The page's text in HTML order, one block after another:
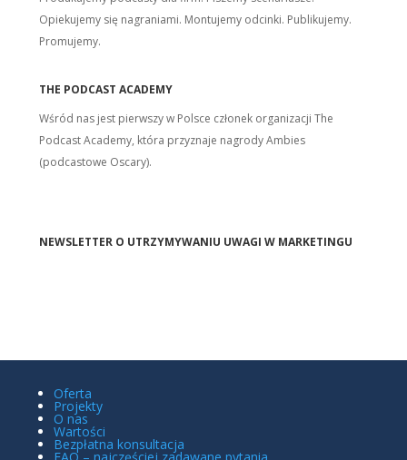
Opiekujemy się nagraniami. Montujemy odcinki. Publikujemy.
Promujemy.
THE PODCAST ACADEMY
Wśród nas jest pierwszy w Polsce członek organizacji The
Podcast Academy, która przyznaje nagrody Ambies
(podcastowe Oscary).
NEWSLETTER O UTRZYMYWANIU UWAGI W MARKETINGU
Oferta
Projekty
O nas
Wartości
Bezpłatna konsultacja
FAQ – najczęściej zadawane pytania